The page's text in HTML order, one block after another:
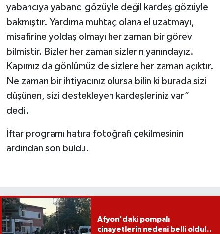
yabancıya yabancı gözüyle değil kardeş gözüyle
bakmıştır. Yardıma muhtaç olana el uzatmayı,
misafirine yoldaş olmayı her zaman bir görev
bilmiştir. Bizler her zaman sizlerin yanındayız.
Kapımız da gönlümüz de sizlere her zaman açıktır.
Ne zaman bir ihtiyacınız olursa bilin ki burada sizi
düşünen, sizi destekleyen kardeşleriniz var”
dedi.
İftar programı hatıra fotoğrafı çekilmesinin
ardından son buldu.
Afyon'daki pompalı
cinayetlerin nedeni belli oldu!..